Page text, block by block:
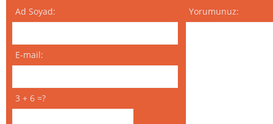
Ad Soyad:
E-mail:
3 + 6 =?
Yorumunuz: